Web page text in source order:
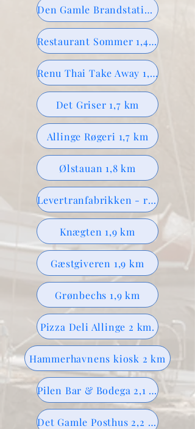
Den Gamle Brandstation 1,3 km
Restaurant Sommer 1,4 km
Renu Thai Take Away 1,6 km
Det Griser 1,7 km
Allinge Røgeri 1,7 km
Ølstauan 1,8 km
Levertranfabrikken - restaurant 1,8 km
Knægten 1,9 km
Gæstgiveren 1,9 km
Grønbechs 1,9 km
Pizza Deli Allinge 2 km.
Hammerhavnens kiosk 2 km
Pilen Bar & Bodega 2,1 km
Det Gamle Posthus 2,2 km